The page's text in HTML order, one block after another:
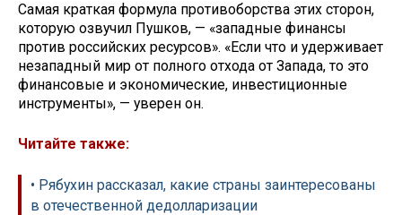
Самая краткая формула противоборства этих сторон,
которую озвучил Пушков, — «западные финансы
против российских ресурсов». «Если что и удерживает
незападный мир от полного отхода от Запада, то это
финансовые и экономические, инвестиционные
инструменты», — уверен он.
Читайте также:
• Рябухин рассказал, какие страны заинтересованы
в отечественной дедолларизации